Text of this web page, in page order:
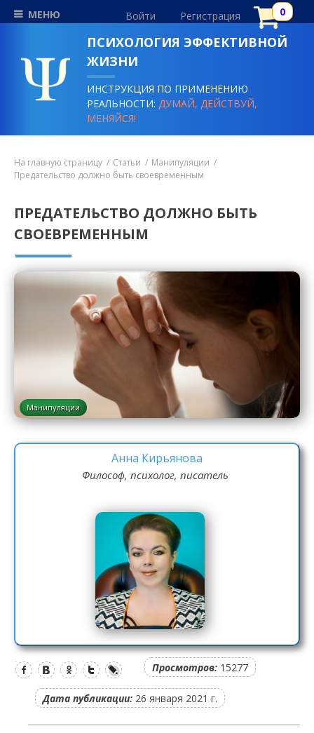
МЕНЮ Войти Регистрация
ПСИХОЛОГИЯ ЭФФЕКТИВНОЙ
ЖИЗНИ
ИНСТРУКЦИЯ ПО ПРИМЕНЕНИЮ
РЕАЛЬНОСТИ:ДУМАЙ, ДЕЙСТВУЙ,
МЕНЯЙСЯ!
На главную страницу Статьи
Манипуляции
Предательство должно быть своевременным
ПРЕДАТЕЛЬСТВО ДОЛЖНО БЫТЬ
СВОЕВРЕМЕННЫМ
Манипуляции
Анна Кирьянова
Философ, психолог, писатель
Просмотров: 15277
Дата публикации: 26 января 2021 г.